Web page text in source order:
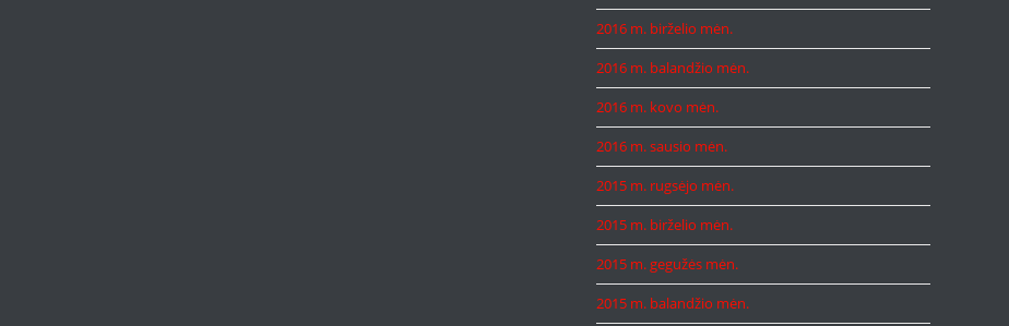
2016 m. birželio mėn.
2016 m. balandžio mėn.
2016 m. kovo mėn.
2016 m. sausio mėn.
2015 m. rugsėjo mėn.
2015 m. birželio mėn.
2015 m. gegužės mėn.
2015 m. balandžio mėn.